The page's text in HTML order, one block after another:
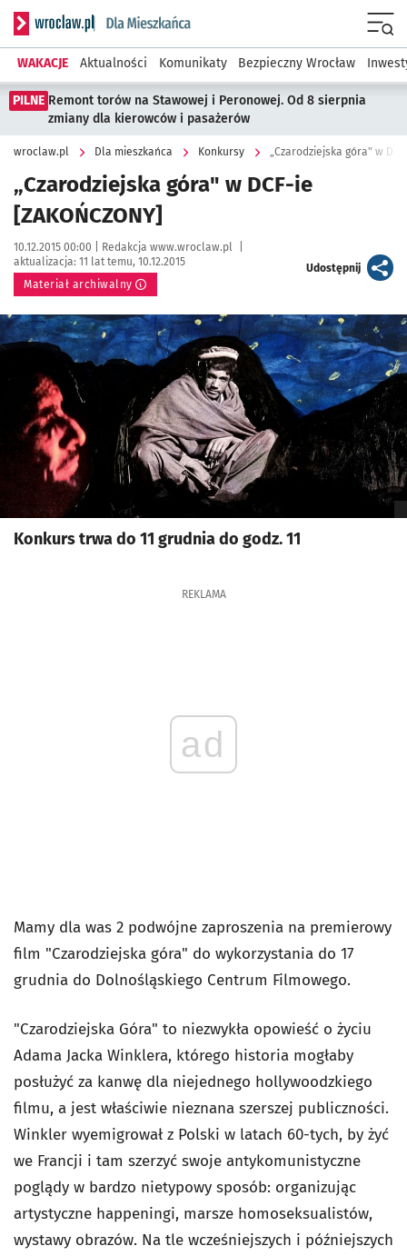
Serwis informacyjny wroclaw.pl podserwis: Dla mieszkańca
WAKACJE Aktualności Komunikaty Bezpieczny Wrocław
PILNE Remont torów na Stawowej i Peronowej. Od 8 sierpnia
zmiany dla kierowców i pasażerów
wroclaw.pl Dla mieszkańca Konkursy „Czarodziejska góra" w
„Czarodziejska góra" w DCF-ie
[ZAKOŃCZONY]
Data publikacji:
10.12.2015 00:00 | Autor:
Redakcja www.wroclaw.pl
aktualizacja: 11 lat temu, 10.12.2015
Materiał archiwalny
Udostępnijartykuł
Kliknij, aby powiększyć
Konkurs trwa do 11 grudnia do godz. 11
REKLAMA
ad
Mamy dla was 2 podwójne zaproszenia na premierowy
film "Czarodziejska góra" do wykorzystania do 17
grudnia do Dolnośląskiego Centrum Filmowego.
"Czarodziejska Góra" to niezwykła opowieść o życiu
Adama Jacka Winklera, którego historia mogłaby
posłużyć za kanwę dla niejednego hollywoodzkiego
filmu, a jest właściwie nieznana szerszej publiczności.
Winkler wyemigrował z Polski w latach 60-tych, by żyć
we Francji i tam szerzyć swoje antykomunistyczne
poglądy w bardzo nietypowy sposób: organizując
artystyczne happeningi, marsze homoseksualistów,
wystawy obrazów. Na tle wcześniejszych i późniejszych